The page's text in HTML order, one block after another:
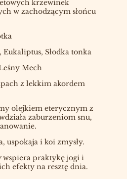
krzewinek
w zachodzącym słońcu
Eukaliptus, Słodka tonka
Mech
z lekkim akordem
olejkiem eterycznym z
zaburzeniom snu,
uspokaja i koi zmysły.
wspiera praktykę jogi i
efekty na resztę dnia.